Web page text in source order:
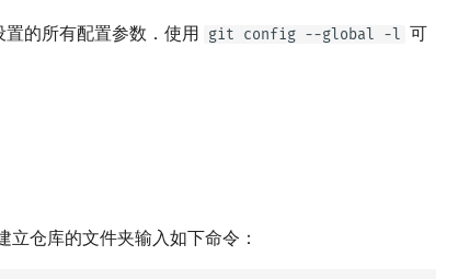
置的所有配置参数．使用 git config --global -l 可
仓库的文件夹输入如下命令：